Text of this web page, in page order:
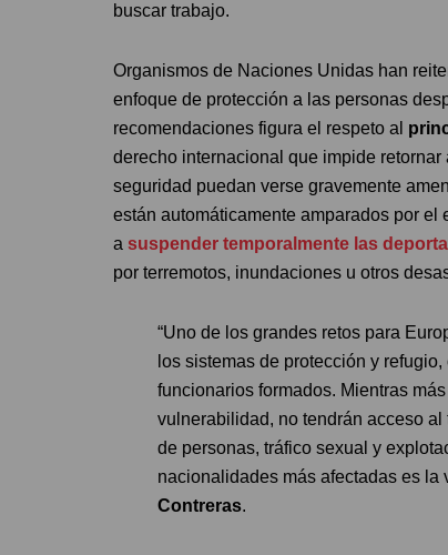
buscar trabajo.
Organismos de Naciones Unidas han
enfoque de protección a las personas
recomendaciones figura el respeto al
derecho internacional que impide
seguridad puedan verse gravemente
están automáticamente amparados por
a suspender temporalmente las
por terremotos, inundaciones u otros
“Uno de los grandes retos para
los sistemas de protección y
funcionarios formados. Mientras
vulnerabilidad, no tendrán acceso
de personas, tráfico sexual y
nacionalidades más afectadas es la
Contreras.